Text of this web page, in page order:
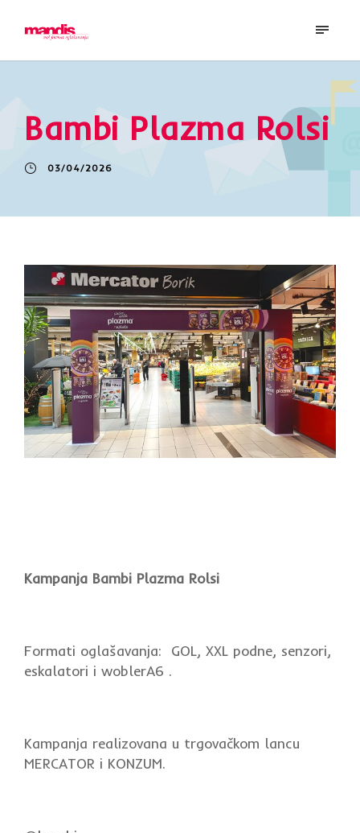
Bambi Plazma Rolsi
03/04/2026
Kampanja Bambi Plazma Rolsi
Formati oglašavanja: GOL, XXL podne, senzori,
eskalatori i woblerA6 .
Kampanja realizovana u trgovačkom lancu
MERCATOR i KONZUM.